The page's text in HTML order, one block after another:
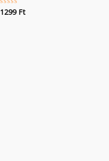
Értékelés:
1299 Ft